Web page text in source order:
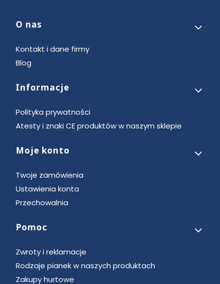
Linki w stopce
O nas
Kontakt i dane firmy
Blog
Informacje
Polityka prywatności
Atesty i znaki CE produktów w naszym sklepie
Moje konto
Twoje zamówienia
Ustawienia konta
Przechowalnia
Pomoc
Zwroty i reklamacje
Rodzaje pianek w naszych produktach
Zakupy hurtowe